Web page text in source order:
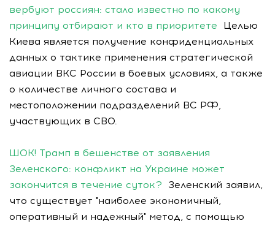
вербуют россиян: стало известно по какому
принципу отбирают и кто в приоритете Целью
Киева является получение конфиденциальных
данных о тактике применения стратегической
авиации ВКС России в боевых условиях, а также
о количестве личного состава и
местоположении подразделений ВС РФ,
участвующих в СВО.
ШОК! Трамп в бешенстве от заявления
Зеленского: конфликт на Украине может
закончится в течение суток? Зеленский заявил,
что существует "наиболее экономичный,
оперативный и надежный" метод, с помощью